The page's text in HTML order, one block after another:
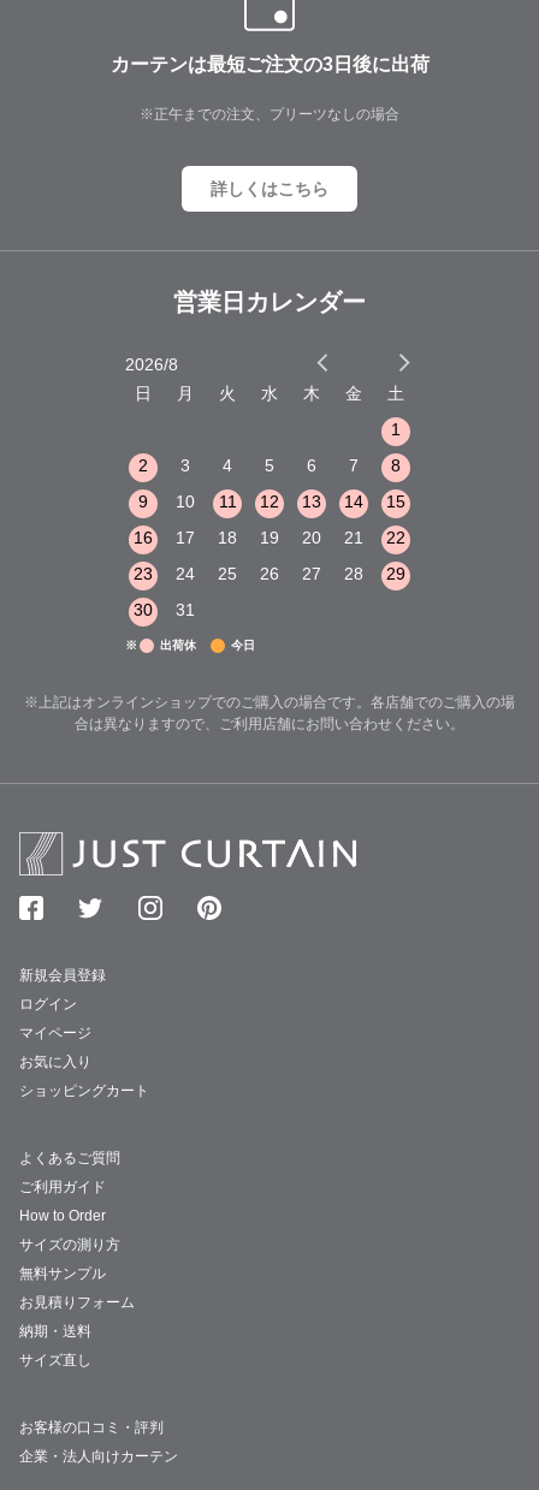
カーテンは最短ご注文の3日後に出荷
※正午までの注文、プリーツなしの場合
詳しくはこちら
営業日カレンダー
2026/8
日
月 火 水 木 金
土
1
2
3 4 5 6 7
8
9
10 11 12 13 14
15
16
17 18 19 20 21
22
23
24 25 26 27 28
29
30
31
※ 出荷休 今日
※上記はオンラインショップでのご購入の場合です。各店舗でのご購入の場
合は異なりますので、ご利用店舗にお問い合わせください。
新規会員登録
ログイン
マイページ
お気に入り
ショッピングカート
よくあるご質問
ご利用ガイド
How to Order
サイズの測り方
無料サンプル
お見積りフォーム
納期・送料
サイズ直し
お客様の口コミ・評判
企業・法人向けカーテン